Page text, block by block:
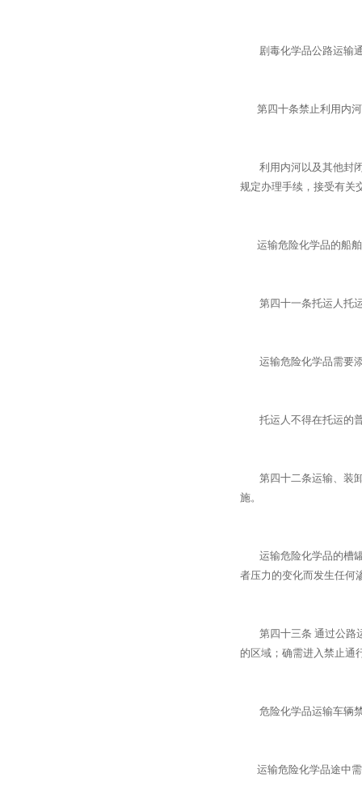
剧毒化学品公路运输通
第四十条禁止利用内河
利用内河以及其他封闭
规定办理手续，接受有关
运输危险化学品的船舶
第四十一条托运人托运
运输危险化学品需要添
托运人不得在托运的普
第四十二条运输、装卸
施。
运输危险化学品的槽罐
者压力的变化而发生任何
第四十三条 通过公路运
的区域；确需进入禁止通
危险化学品运输车辆禁
运输危险化学品途中需